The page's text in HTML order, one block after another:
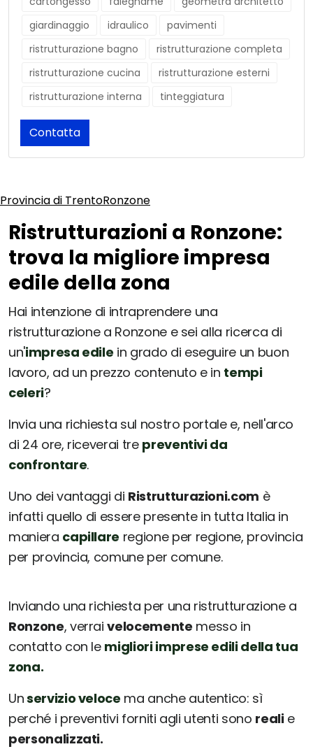
giardinaggio
idraulico
pavimenti
ristrutturazione bagno
ristrutturazione completa
ristrutturazione cucina
ristrutturazione esterni
ristrutturazione interna
tinteggiatura
Contatta
Provincia di TrentoRonzone
Ristrutturazioni a Ronzone:
trova la migliore impresa
edile della zona
Hai intenzione di intraprendere una
ristrutturazione a Ronzone e sei alla ricerca di
un'impresa edile in grado di eseguire un buon
lavoro, ad un prezzo contenuto e in tempi
celeri?
Invia una richiesta sul nostro portale e, nell'arco
di 24 ore, riceverai tre preventivi da
confrontare.
Uno dei vantaggi di Ristrutturazioni.com è
infatti quello di essere presente in tutta Italia in
maniera capillare regione per regione, provincia
per provincia, comune per comune.
Inviando una richiesta per una ristrutturazione a
Ronzone, verraivelocemente messo in
contatto con le migliori imprese edili della tua
zona.
Unservizio veloce ma anche autentico: sì
perché i preventivi forniti agli utenti sono realie
personalizzati.